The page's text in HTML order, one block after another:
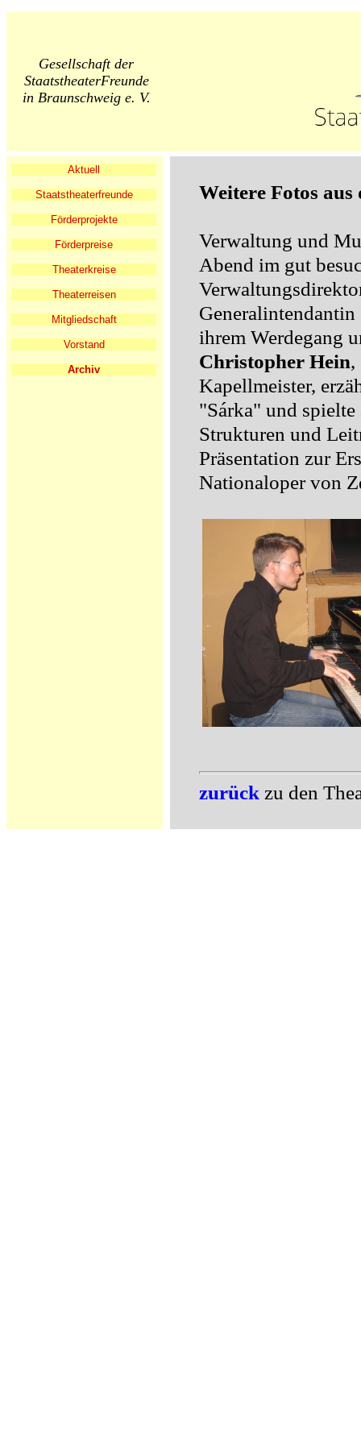
Gesellschaft der
StaatstheaterFreunde
in Braunschweig e. V.
Aktuell
Staatstheaterfreunde
Förderprojekte
Förderpreise
Theaterkreise
Theaterreisen
Mitgliedschaft
Vorstand
Archiv
Weitere Fotos
Verwaltung und
Abend im gut
Generalintendantin
ihrem Werdegang
Christopher Hein,
Kapellmeister,
"Sárka" und
Strukturen und
Präsentation zur
Nationaloper von
zurückzu den